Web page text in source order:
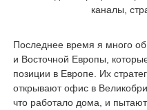
Последнее время я много
и Восточной Европы,
позиции в Европе. Их
открывают офис в
что работало дома, и